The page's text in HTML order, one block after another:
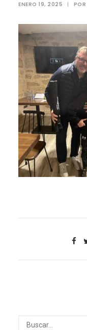
ENERO 19, 2025 | POR